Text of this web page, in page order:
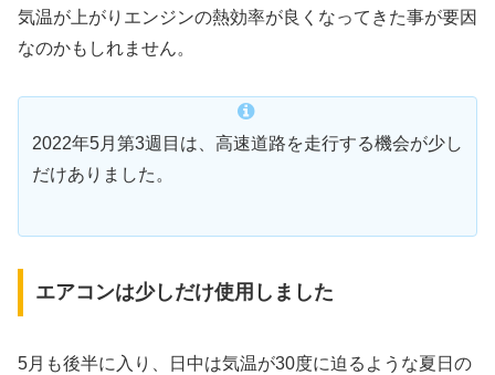
気温が上がりエンジンの熱効率が良くなってきた事が要因
なのかもしれません。
2022年5月第3週目は、高速道路を走行する機会が少し
だけありました。
エアコンは少しだけ使用しました
5月も後半に入り、日中は気温が30度に迫るような夏日の